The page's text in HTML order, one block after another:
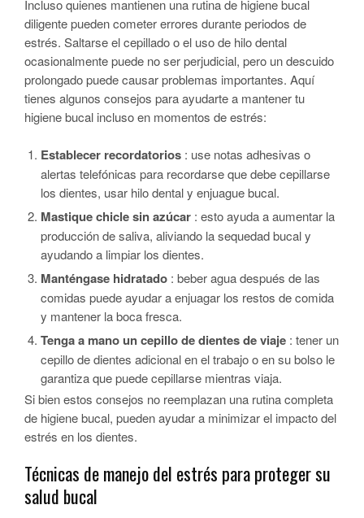
Incluso quienes mantienen una rutina de higiene bucal
diligente pueden cometer errores durante periodos de
estrés. Saltarse el cepillado o el uso de hilo dental
ocasionalmente puede no ser perjudicial, pero un descuido
prolongado puede causar problemas importantes. Aquí
tienes algunos consejos para ayudarte a mantener tu
higiene bucal incluso en momentos de estrés:
Establecer recordatorios : use notas adhesivas o
alertas telefónicas para recordarse que debe cepillarse
los dientes, usar hilo dental y enjuague bucal.
Mastique chicle sin azúcar : esto ayuda a aumentar la
producción de saliva, aliviando la sequedad bucal y
ayudando a limpiar los dientes.
Manténgase hidratado : beber agua después de las
comidas puede ayudar a enjuagar los restos de comida
y mantener la boca fresca.
Tenga a mano un cepillo de dientes de viaje : tener un
cepillo de dientes adicional en el trabajo o en su bolso le
garantiza que puede cepillarse mientras viaja.
Si bien estos consejos no reemplazan una rutina completa
de higiene bucal, pueden ayudar a minimizar el impacto del
estrés en los dientes.
Técnicas de manejo del estrés para proteger su
salud bucal